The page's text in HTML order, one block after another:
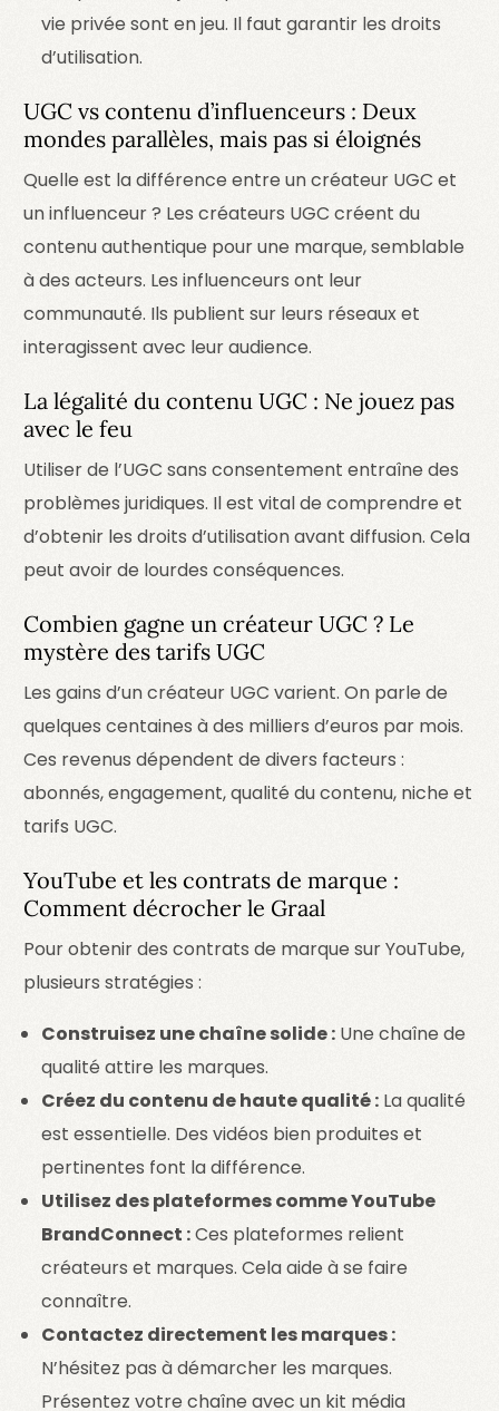
vie privée sont en jeu. Il faut garantir les droits
d’utilisation.
UGC vs contenu d’influenceurs : Deux
mondes parallèles, mais pas si éloignés
Quelle est la différence entre un créateur UGC et
un influenceur ? Les créateurs UGC créent du
contenu authentique pour une marque, semblable
à des acteurs. Les influenceurs ont leur
communauté. Ils publient sur leurs réseaux et
interagissent avec leur audience.
La légalité du contenu UGC : Ne jouez pas
avec le feu
Utiliser de l’UGC sans consentement entraîne des
problèmes juridiques. Il est vital de comprendre et
d’obtenir les droits d’utilisation avant diffusion. Cela
peut avoir de lourdes conséquences.
Combien gagne un créateur UGC ? Le
mystère des tarifs UGC
Les gains d’un créateur UGC varient. On parle de
quelques centaines à des milliers d’euros par mois.
Ces revenus dépendent de divers facteurs :
abonnés, engagement, qualité du contenu, niche et
tarifs UGC.
YouTube et les contrats de marque :
Comment décrocher le Graal
Pour obtenir des contrats de marque sur YouTube,
plusieurs stratégies :
Construisez une chaîne solide : Une chaîne de
qualité attire les marques.
Créez du contenu de haute qualité : La qualité
est essentielle. Des vidéos bien produites et
pertinentes font la différence.
Utilisez des plateformes comme YouTube
BrandConnect :Ces plateformes relient
créateurs et marques. Cela aide à se faire
connaître.
Contactez directement les marques :
N’hésitez pas à démarcher les marques.
Présentez votre chaîne avec un kit média